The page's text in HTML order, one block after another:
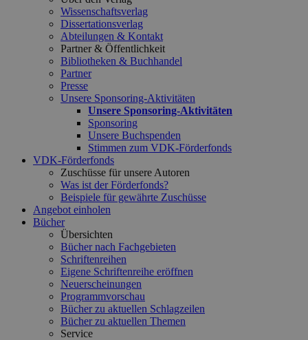
Wissenschaftsverlag
Dissertationsverlag
Abteilungen & Kontakt
Partner & Öffentlichkeit
Bibliotheken & Buchhandel
Partner
Presse
Unsere Sponsoring-Aktivitäten
Unsere Sponsoring-Aktivitäten
Sponsoring
Unsere Buchspenden
Stimmen zum VDK-Förderfonds
VDK-Förderfonds
Zuschüsse für unsere Autoren
Was ist der Förderfonds?
Beispiele für gewährte Zuschüsse
Angebot einholen
Bücher
Übersichten
Bücher nach Fachgebieten
Schriftenreihen
Eigene Schriftenreihe eröffnen
Neuerscheinungen
Programmvorschau
Bücher zu aktuellen Schlagzeilen
Bücher zu aktuellen Themen
Service